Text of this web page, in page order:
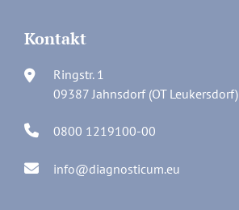
Kontakt
Ringstr. 1
09387 Jahnsdorf (OT Leukersdorf)
0800 1219100-00
info@diagnosticum.eu